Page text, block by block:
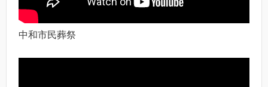
中和市民葬祭